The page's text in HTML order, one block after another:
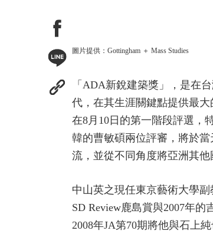
圖片提供：Gottingham ＋ Mass Studies
「ADA新銳建築獎」，是在
代，在其生涯關鍵點提供最
在8月10日的第一階段評選，
韓的曹敏碩兩位評審，將於
流，並從不同角度將亞洲其
中山英之現任東京藝術大學
SD Review鹿島賞與2007年
2008年JA第70期將他與石上